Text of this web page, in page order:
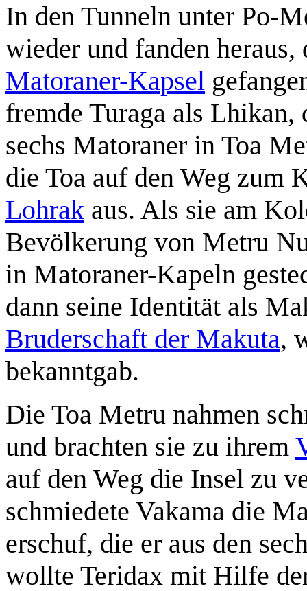
In den Tunneln unter Po-
wieder und fanden
Matoraner-Kapsel
fremde Turaga als Lhikan,
sechs Matoraner in Toa
die Toa auf den Weg zum
Lohrak aus. Als sie am
Bevölkerung von Metru
in Matoraner-Kapeln
dann seine Identität als
Bruderschaft der Makuta,
bekanntgab.
Die Toa Metru nahmen
und brachten sie zu ihrem
auf den Weg die Insel zu
schmiedete Vakama die
erschuf, die er aus den
wollte Teridax mit Hilfe